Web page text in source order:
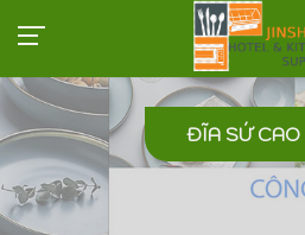
ĐĨA SỨ CAO